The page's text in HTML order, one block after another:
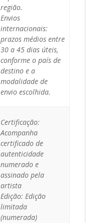
região.
Envios
internacionais:
prazos médios entre
30 a 45 dias úteis,
conforme o país de
destino e a
modalidade de
envio escolhida.
Certificação:
Acompanha
certificado de
autenticidade
numerado e
assinado pela
artista
Edição: Edição
limitada
(numerada)